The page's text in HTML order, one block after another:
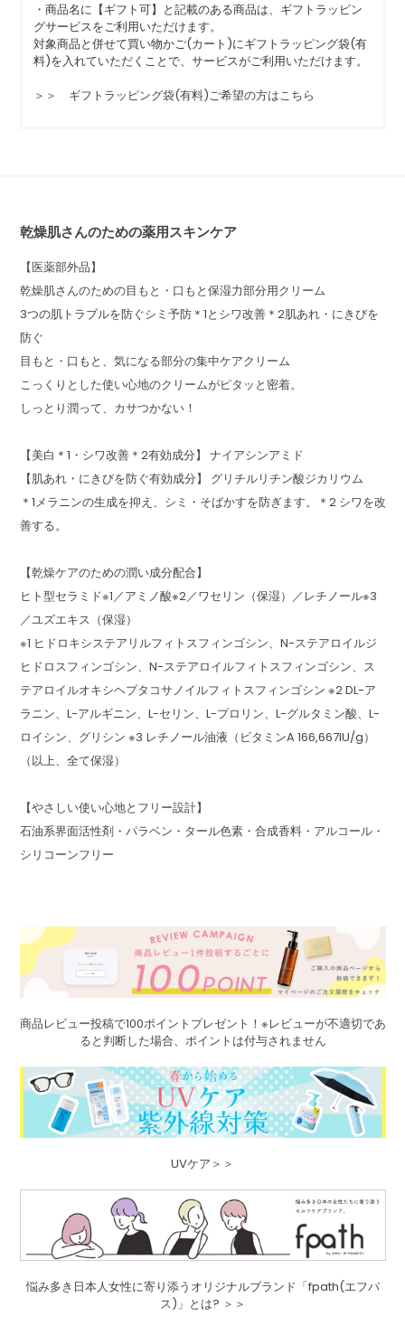
・商品名に【ギフト可】と記載のある商品は、ギフトラッピン
グサービスをご利用いただけます。
対象商品と併せて買い物かご(カート)にギフトラッピング袋(有
料)を入れていただくことで、サービスがご利用いただけます。
＞＞ ギフトラッピング袋(有料)ご希望の方はこちら
乾燥肌さんのための薬用スキンケア
【医薬部外品】
乾燥肌さんのための目もと・口もと保湿力部分用クリーム
3つの肌トラブルを防ぐシミ予防＊1とシワ改善＊2肌あれ・にきびを
防ぐ
目もと・口もと、気になる部分の集中ケアクリーム
こっくりとした使い心地のクリームがピタッと密着。
しっとり潤って、カサつかない！
【美白＊1・シワ改善＊2有効成分】 ナイアシンアミド
【肌あれ・にきびを防ぐ有効成分】 グリチルリチン酸ジカリウム
＊1メラニンの生成を抑え、シミ・そばかすを防ぎます。＊2 シワを改
善する。
【乾燥ケアのための潤い成分配合】
ヒト型セラミド※1／アミノ酸※2／ワセリン（保湿）／レチノール※3
／ユズエキス（保湿）
※1 ヒドロキシステアリルフィトスフィンゴシン、N-ステアロイルジ
ヒドロスフィンゴシン、N-ステアロイルフィトスフィンゴシン、ス
テアロイルオキシヘプタコサノイルフィトスフィンゴシン ※2 DL-ア
ラニン、L-アルギニン、L-セリン、L-プロリン、L-グルタミン酸、L-
ロイシン、グリシン ※3 レチノール油液（ビタミンA 166,667IU/g）
（以上、全て保湿）
【やさしい使い心地とフリー設計】
石油系界面活性剤・パラベン・タール色素・合成香料・アルコール・
シリコーンフリー
商品レビュー投稿で100ポイントプレゼント！※レビューが不適切であ
ると判断した場合、ポイントは付与されません
UVケア＞＞
悩み多き日本人女性に寄り添うオリジナルブランド「fpath(エフパ
ス)」とは? ＞＞